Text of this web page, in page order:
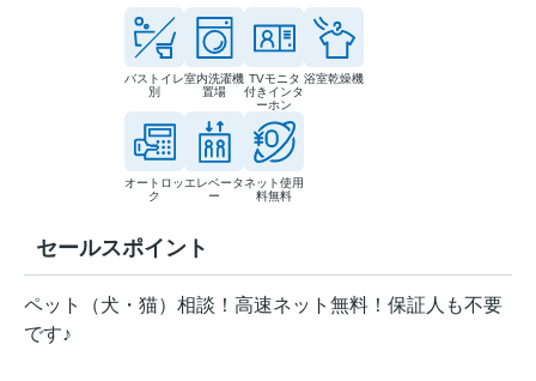
バストイレ
別
室内洗濯機
置場
TVモニタ
付きインタ
ーホン
浴室乾燥機
オートロッ
ク
エレベータ
ー
ネット使用
料無料
セールスポイント
ペット（犬・猫）相談！高速ネット無料！保証人も不要
です♪